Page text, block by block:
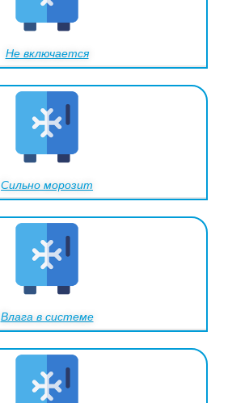
Не включается
Сильно морозит
Влага в системе